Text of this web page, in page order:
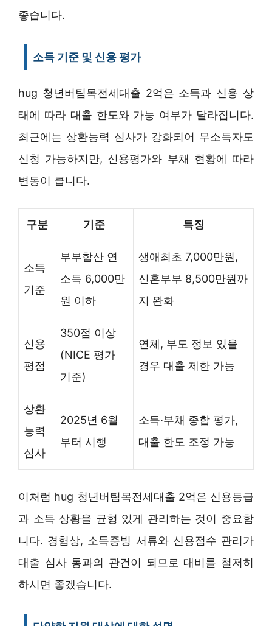
좋습니다.
소득 기준 및 신용 평가
hug 청년버팀목전세대출 2억은 소득과 신용 상
태에 따라 대출 한도와 가능 여부가 달라집니다.
최근에는 상환능력 심사가 강화되어 무소득자도
신청 가능하지만, 신용평가와 부채 현황에 따라
변동이 큽니다.
구분 기준 특징
소득
기준
부부합산 연
소득 6,000만
원 이하
생애최초 7,000만원,
신혼부부 8,500만원까
지 완화
신용
평점
350점 이상
(NICE 평가
기준)
연체, 부도 정보 있을
경우 대출 제한 가능
상환
능력
심사
2025년 6월
부터 시행
소득·부채 종합 평가,
대출 한도 조정 가능
이처럼 hug 청년버팀목전세대출 2억은 신용등급
과 소득 상황을 균형 있게 관리하는 것이 중요합
니다. 경험상, 소득증빙 서류와 신용점수 관리가
대출 심사 통과의 관건이 되므로 대비를 철저히
하시면 좋겠습니다.